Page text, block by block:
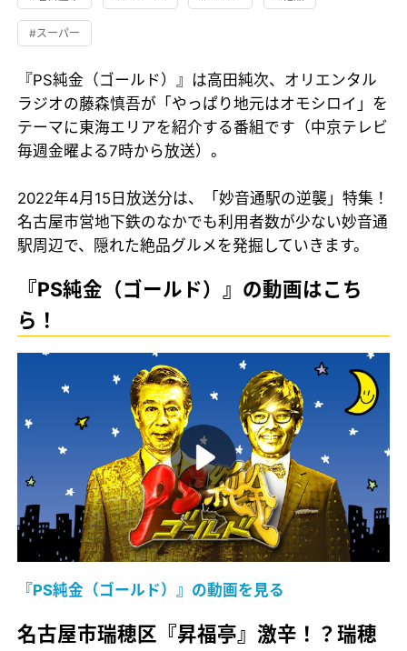
#スーパー
『PS純金（ゴールド）』は高田純次、オリエンタル
ラジオの藤森慎吾が「やっぱり地元はオモシロイ」を
テーマに東海エリアを紹介する番組です（中京テレビ
毎週金曜よる7時から放送）。
2022年4月15日放送分は、「妙音通駅の逆襲」特集！
名古屋市営地下鉄のなかでも利用者数が少ない妙音通
駅周辺で、隠れた絶品グルメを発掘していきます。
『PS純金（ゴールド）』の動画はこち
ら！
『PS純金（ゴールド）』の動画を見る
名古屋市瑞穂区『昇福亭』激辛！？瑞穂